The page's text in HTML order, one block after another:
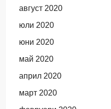
август 2020
юли 2020
юни 2020
май 2020
април 2020
март 2020